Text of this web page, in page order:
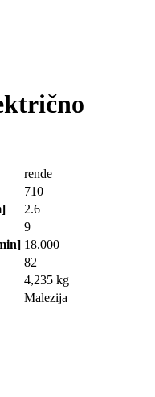
rende
710
2.6
9
18.000
82
4,235 kg
Malezija